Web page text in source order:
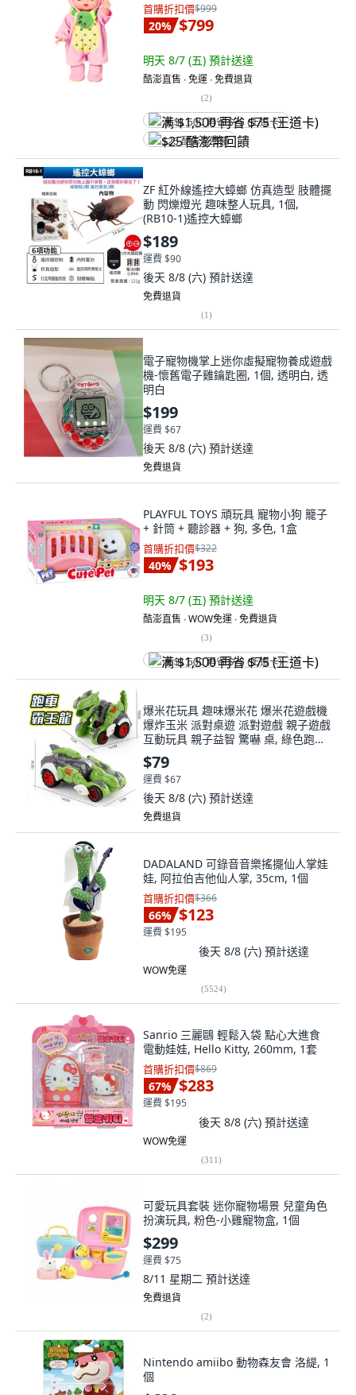
首購折扣價$999
20% $799
明天 8/7 (五) 預計送達
酷澎直售 ∙ 免運 ∙ 免費退貨
(2)
满 $1,500 再省 $75 (王道卡)
$25 酷澎幣回饋
ZF 紅外線遙控大蟑螂 仿真造型 肢體擺
動 閃爍燈光 趣味整人玩具, 1個,
(RB10-1)遙控大蟑螂
$189
運費 $90
後天 8/8 (六) 預計送達
免費退貨
(1)
電子寵物機掌上迷你虛擬寵物養成遊戲
機-懷舊電子雞鑰匙圈, 1個, 透明白, 透
明白
$199
運費 $67
後天 8/8 (六) 預計送達
免費退貨
PLAYFUL TOYS 頑玩具 寵物小狗 籠子
+ 針筒 + 聽診器 + 狗, 多色, 1盒
首購折扣價$322
40% $193
明天 8/7 (五) 預計送達
酷澎直售 ∙ WOW免運 ∙ 免費退貨
(3)
满 $1,500 再省 $75 (王道卡)
爆米花玩具 趣味爆米花 爆米花遊戲機
爆炸玉米 派對桌遊 派對遊戲 親子遊戲
互動玩具 親子益智 驚嚇 桌, 綠色跑車
霸王龍, 1個
$79
運費 $67
後天 8/8 (六) 預計送達
免費退貨
DADALAND 可錄音音樂搖擺仙人掌娃
娃, 阿拉伯吉他仙人掌, 35cm, 1個
首購折扣價$366
66% $123
運費 $195
後天 8/8 (六) 預計送達
WOW免運
(5524)
Sanrio 三麗鷗 輕鬆入袋 點心大進食
電動娃娃, Hello Kitty, 260mm, 1套
首購折扣價$869
67% $283
運費 $195
後天 8/8 (六) 預計送達
WOW免運
(311)
可愛玩具套裝 迷你寵物場景 兒童角色
扮演玩具, 粉色-小雞寵物盒, 1個
$299
運費 $75
8/11 星期二 預計送達
免費退貨
(2)
Nintendo amiibo 動物森友會 洛緹, 1
個